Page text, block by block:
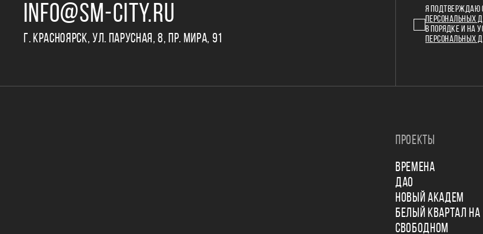
INFO@SM-CITY.RU
Г. КРАСНОЯРСК, УЛ. ПАРУСНАЯ, 8, ПР. МИРА, 91
Я ПОДТВЕРЖДАЮ
ПЕРСОНАЛЬНЫХ
В ПОРЯДКЕ И НА
ПЕРСОНАЛЬНЫХ
ПРОЕКТЫ
ВРЕМЕНА
ДАО
НОВЫЙ АКАДЕМ
БЕЛЫЙ КВАРТАЛ НА
СВОБОДНОМ